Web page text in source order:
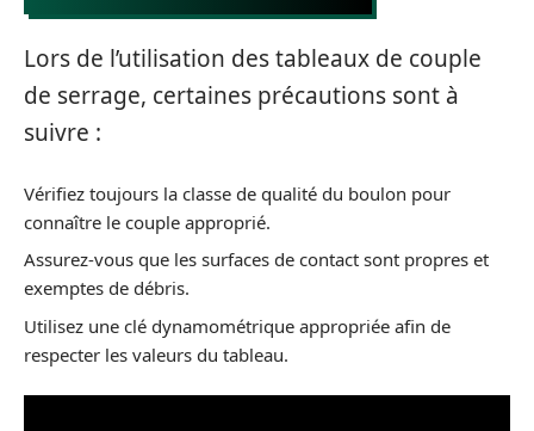
Lors de l’utilisation des tableaux de couple
de serrage, certaines précautions sont à
suivre :
Vérifiez toujours la classe de qualité du boulon pour
connaître le couple approprié.
Assurez-vous que les surfaces de contact sont propres et
exemptes de débris.
Utilisez une clé dynamométrique appropriée afin de
respecter les valeurs du tableau.